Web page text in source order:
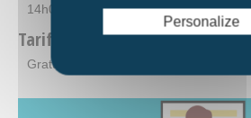
14h00-17h00
Tarifs
Gratuit
Personalize